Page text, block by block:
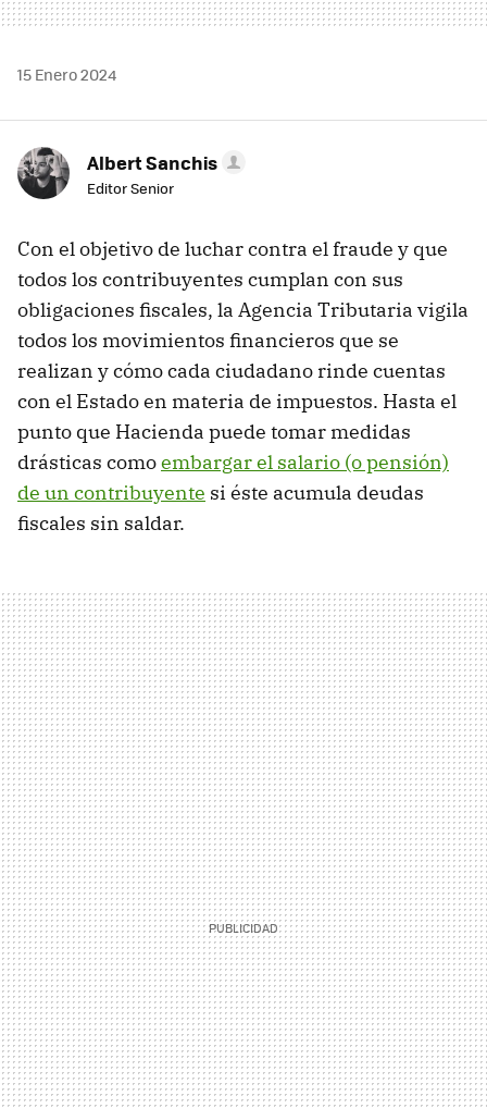
15 Enero 2024
Albert Sanchis
Editor Senior
Con el objetivo de luchar contra el fraude y que
todos los contribuyentes cumplan con sus
obligaciones fiscales, la Agencia Tributaria vigila
todos los movimientos financieros que se
realizan y cómo cada ciudadano rinde cuentas
con el Estado en materia de impuestos. Hasta el
punto que Hacienda puede tomar medidas
drásticas comoembargar el salario (o pensión)
de un contribuyente si éste acumula deudas
fiscales sin saldar.